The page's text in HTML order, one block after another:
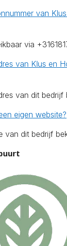
van
via
van Klus en
van dit bedrijf
eigen website?
van dit bedrijf